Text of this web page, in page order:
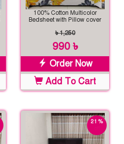
100% Cotton Multicolor
Bedsheet with Pillow cover
৳ 1,250
990 ৳
Order Now
Add To Cart
21 %